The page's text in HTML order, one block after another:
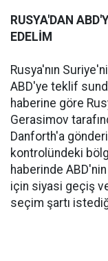
RUSYA'DAN
EDELİM
Rusya'nın
ABD'ye teklif
haberine göre
Gerasimov
Danforth'a
kontrolündeki
haberinde ABD'nin
için siyasi geçiş
seçim şartı